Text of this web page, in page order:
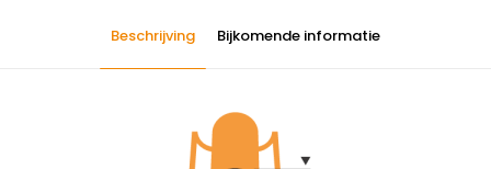
Beschrijving Bijkomende informatie